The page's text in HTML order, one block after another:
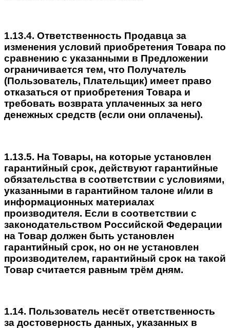
1.13.4. Ответственность Продавца за
изменения условий приобретения Товара по
сравнению с указанными в Предложении
ограничивается тем, что Получатель
(Пользователь, Плательщик) имеет право
отказаться от приобретения Товара и
требовать возврата уплаченных за него
денежных средств (если они оплачены).
1.13.5. На Товары, на которые установлен
гарантийный срок, действуют гарантийные
обязательства в соответствии с условиями,
указанными в гарантийном талоне и/или в
информационных материалах
производителя. Если в соответствии с
законодательством Российской Федерации
на Товар должен быть установлен
гарантийный срок, но он не установлен
производителем, гарантийный срок на такой
Товар считается равным трём дням.
1.14. Пользователь несёт ответственность
за достоверность данных, указанных в